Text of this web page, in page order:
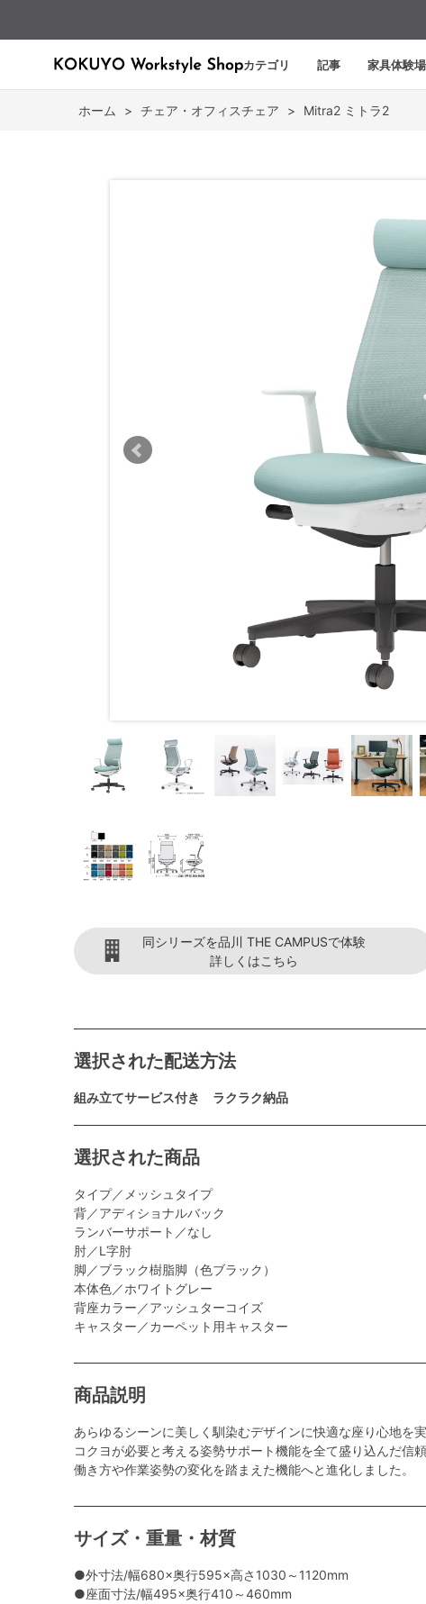
カテゴリ 記事 家具体験
ホーム > チェア・オフィスチェア > Mitra2 ミトラ2
同シリーズを品川 THE CAMPUSで体験
詳しくはこちら
選択された配送方法
組み立てサービス付き ラクラク納品
選択された商品
タイプ／メッシュタイプ
背／アディショナルバック
ランバーサポート／なし
肘／L字肘
脚／ブラック樹脂脚（色ブラック）
本体色／ホワイトグレー
背座カラー／アッシュターコイズ
キャスター／カーペット用キャスター
商品説明
あらゆるシーンに美しく馴染むデザインに快適な座り心地を
コクヨが必要と考える姿勢サポート機能を全て盛り込んだ信
働き方や作業姿勢の変化を踏まえた機能へと進化しました。
サイズ・重量・材質
●外寸法/幅680×奥行595×高さ1030～1120mm
●座面寸法/幅495×奥行410～460mm